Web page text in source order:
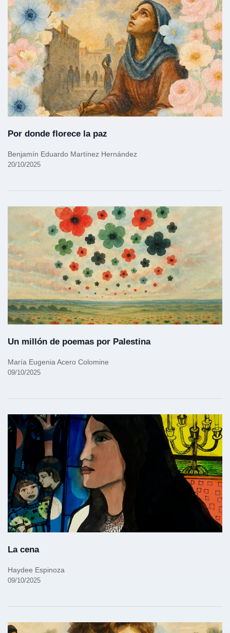
Por donde florece la paz
Benjamín Eduardo Martínez Hernández
20/10/2025
Un millón de poemas por Palestina
María Eugenia Acero Colomine
09/10/2025
La cena
Haydee Espinoza
09/10/2025